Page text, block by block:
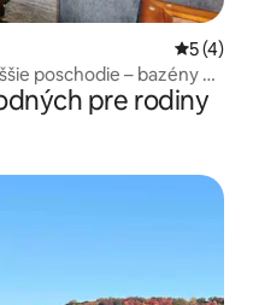
5 (4)
poschodie – bazény –
pre rodiny